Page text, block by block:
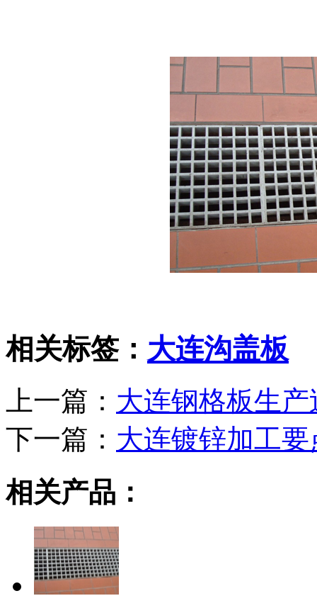
相关标签： 大连沟盖板
上一篇： 大连钢格板生
下一篇： 大连镀锌加工
相关产品：